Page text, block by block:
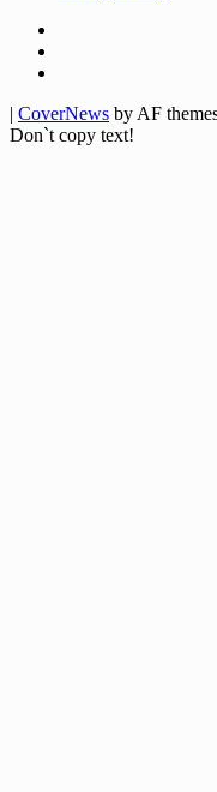
| CoverNews by AF
Don`t copy text!